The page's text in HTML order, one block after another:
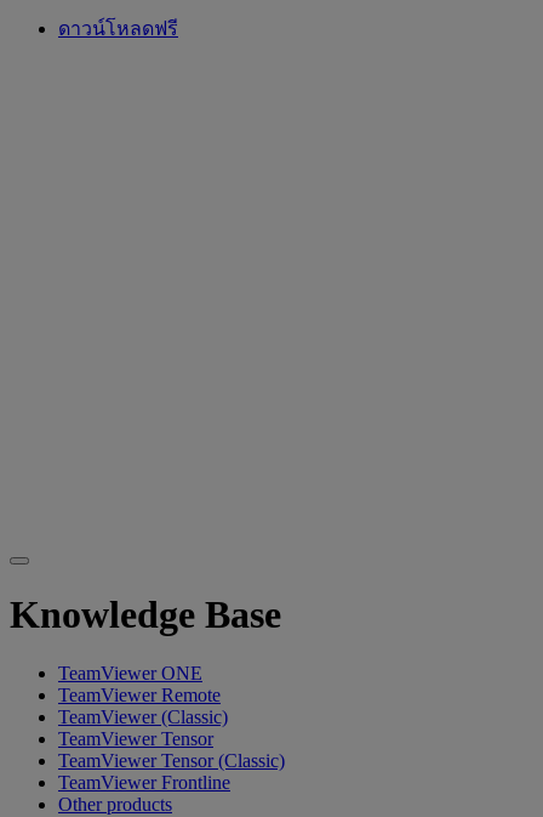
ดาวน์โหลดฟรี
Knowledge Base
TeamViewer ONE
TeamViewer Remote
TeamViewer (Classic)
TeamViewer Tensor
TeamViewer Tensor (Classic)
TeamViewer Frontline
Other products